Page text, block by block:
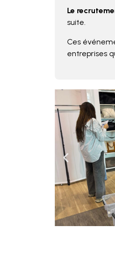
Le
suite.
Ces
entreprises